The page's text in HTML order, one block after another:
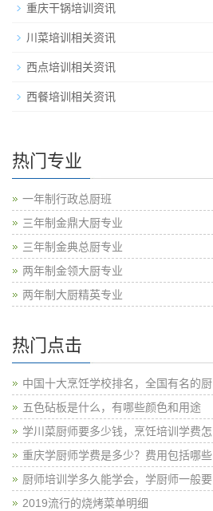
重庆干锅培训资讯
川菜培训相关资讯
西点培训相关资讯
西餐培训相关资讯
热门专业
一年制行政总厨班
三年制金鼎大厨专业
三年制金典总厨专业
两年制金领大厨专业
两年制大厨精英专业
热门点击
中国十大烹饪学校排名，全国有名的厨
五色砧板是什么，有哪些颜色和用途
学川菜厨师要多少钱，烹饪培训学费怎
重庆学厨师学费是多少？费用包括哪些
厨师培训学多久能学会，学厨师一般要
2019流行的烧烤菜单明细